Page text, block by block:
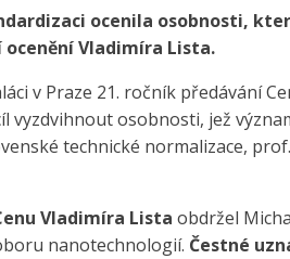
ocenila osobnosti,
Vladimíra Lista.
v Praze 21. ročník předávání
vyzdvihnout osobnosti, jež
technické normalizace,
Vladimíra Lista obdržel
nanotechnologií. Čestné